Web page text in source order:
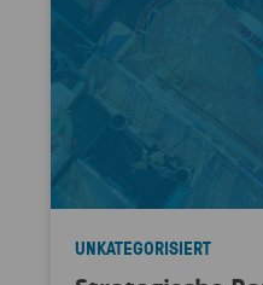
UNKATEGORISIERT